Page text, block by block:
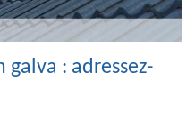
: adressez-